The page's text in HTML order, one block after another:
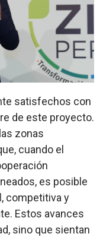
satisfechos con
de este proyecto.
zonas
cuando el
es posible
competitiva y
Estos avances
sino que sientan